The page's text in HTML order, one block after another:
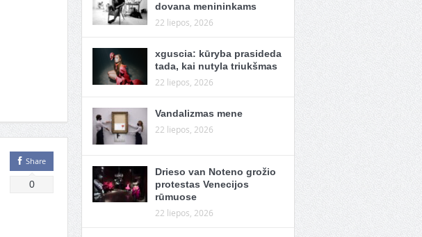
Share
0
dovana menininkams
22 liepos, 2026
xguscia: kūryba prasideda
tada, kai nutyla triukšmas
22 liepos, 2026
Vandalizmas mene
22 liepos, 2026
Drieso van Noteno grožio
protestas Venecijos
rūmuose
22 liepos, 2026